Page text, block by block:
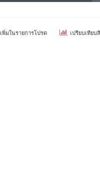
เพิ่มในรายการโปรด เปรียบเทียบ